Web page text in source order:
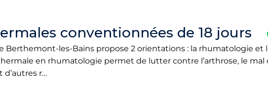
conventionnées de 18 jours
Berthemont-les-Bains propose 2 orientations : la rhumatologie et
en rhumatologie permet de lutter contre l’arthrose, le mal
d’autres r…